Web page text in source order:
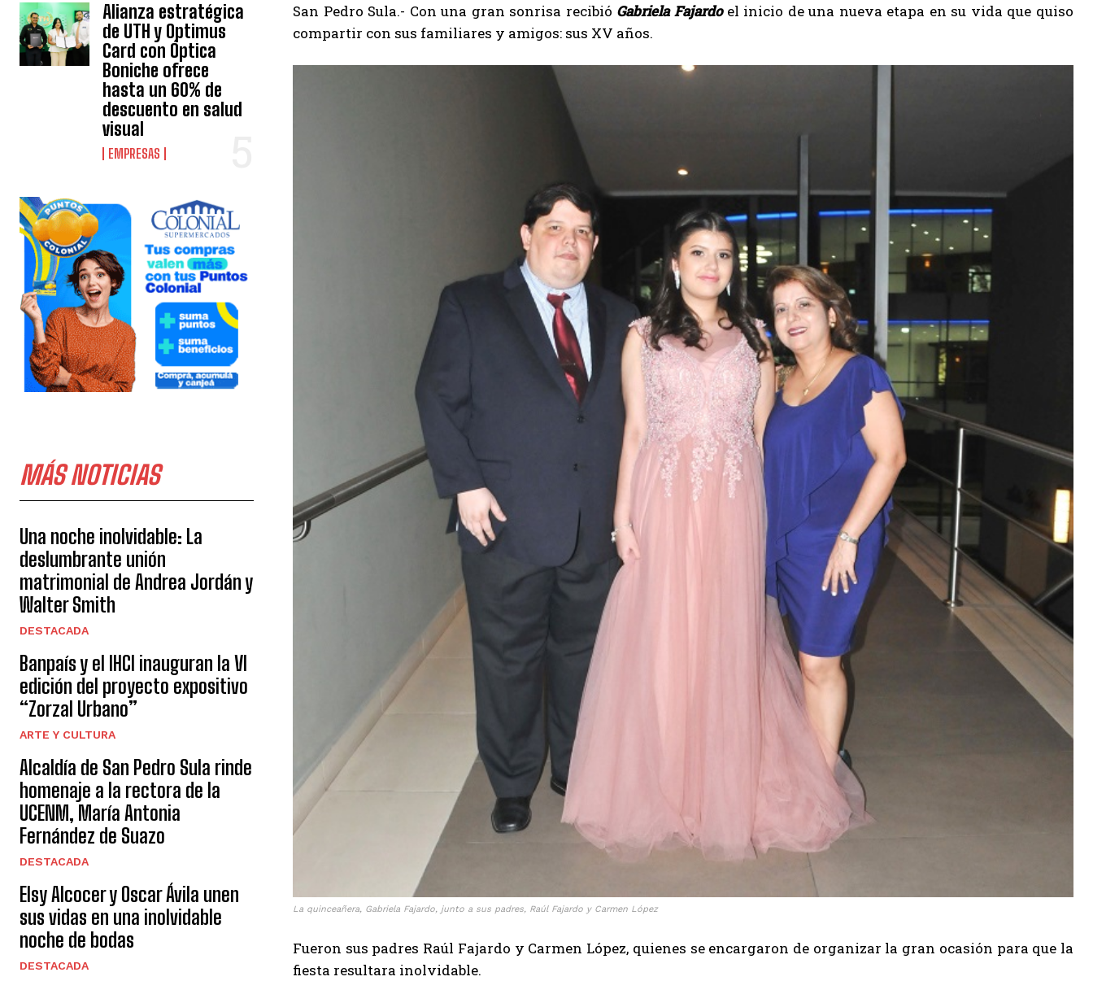
Alianza estratégica
de UTH y Optimus
Card con Óptica
Boniche ofrece
hasta un 60% de
descuento en salud
visual
EMPRESAS
MÁS NOTICIAS
Una noche inolvidable: La
deslumbrante unión
matrimonial de Andrea Jordán y
Walter Smith
DESTACADA
Banpaís y el IHCI inauguran la VI
edición del proyecto expositivo
“Zorzal Urbano”
ARTE Y CULTURA
Alcaldía de San Pedro Sula rinde
homenaje a la rectora de la
UCENM, María Antonia
Fernández de Suazo
DESTACADA
Elsy Alcocer y Oscar Ávila unen
sus vidas en una inolvidable
noche de bodas
DESTACADA
San Pedro Sula.- Con una gran sonrisa recibió Gabriela Fajardoel inicio de una nueva etapa en su vida que quiso
compartir con sus familiares y amigos: sus XV años.
La quinceañera, Gabriela Fajardo, junto a sus padres, Raúl Fajardo y Carmen López
Fueron sus padres Raúl Fajardo y Carmen López, quienes se encargaron de organizar la gran ocasión para que la
fiesta resultara inolvidable.